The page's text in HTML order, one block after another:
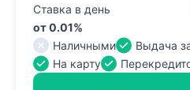
Ставка в день
от 0.01%
Наличными
Выдача
На карту